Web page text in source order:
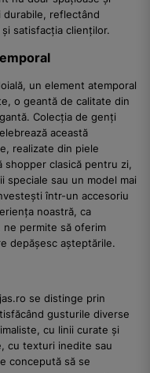
reflectând
satisfacția clienților.
un element atemporal
o geantă de calitate din
Colecția de genți
această
realizate din piele
shopper clasică pentru zi,
speciale sau un model mai
într-un accesoriu
noastră, ca
permite să oferim
depășesc așteptările.
se distinge prin
gusturile diverse
cu linii curate și
cu texturi inedite sau
concepută să se